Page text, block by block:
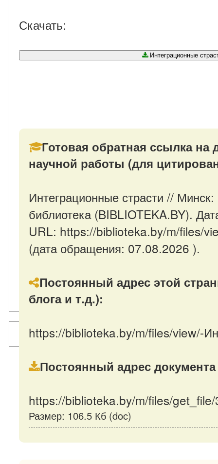
Скачать:
Интеграционные
Готовая обратная ссылка на
научной работы (для
Интеграционные страсти //
библиотека (BIBLIOTEKA.BY).
URL: https://biblioteka.by/m/files/
(дата обращения: 07.08.2026 ).
Постоянный адрес этой
блога и т.д.):
https://biblioteka.by/m/files/view/-
Постоянный адрес
https://biblioteka.by/m/files/
Размер: 106.5 Кб (doc)